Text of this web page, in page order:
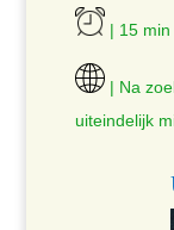
| 15
| Na
uiteindelijk